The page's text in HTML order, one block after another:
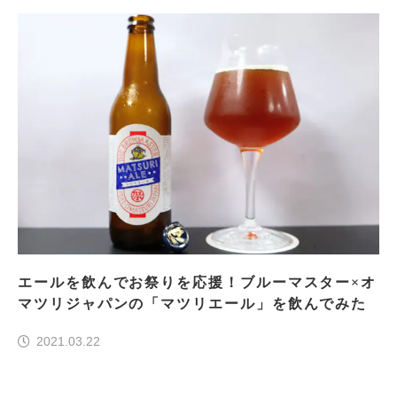
エールを飲んでお祭りを応援！ブルーマスター×オ
マツリジャパンの「マツリエール」を飲んでみた
2021.03.22